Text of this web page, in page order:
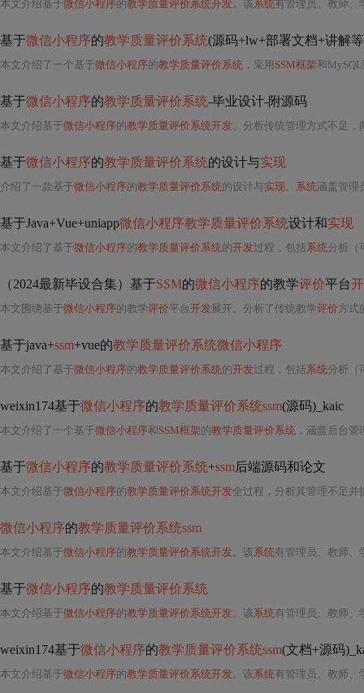
本文介绍基于微信小程序的教学质量评价系统开发。该系统有管理员、教师、
基于微信小程序的教学质量评价系统(源码+lw+部署文档+讲解
本文介绍了一个基于微信小程序的教学质量评价系统 ，采用 SSM框架和
基于微信小程序的教学质量评价系统-毕业设计-附源码
本文介绍基于微信小程序的教学质量评价系统开发。分析传统管理方式不足，
基于微信小程序的教学质量评价系统的设计与实现
介绍了一款基于微信小程序的教学质量评价系统的设计与实现。 系统涵盖管理员、
基于Java+Vue+uniapp微信小程序教学质量评价系统设计和实现
本文介绍了基于微信小程序的教学质量评价系统的开发过程，包括系统分析（可行性）、
（2024最新毕设合集）基于SSM的微信小程序的教学评价平台
本文围绕基于微信小程序的教学评价平台开发 展开。分析了传统教学评价方式
基于java+ssm+vue的教学质量评价系统微信小程序
本文介绍了基于微信小程序的教学质量评价系统的开发过程，包括系统分析（可行性、
weixin174基于微信小程序的教学质量评价系统ssm(源码)_kaic
本文介绍了一个基于微信小程序和SSM框架的教学质量评价系统 ，涵盖后台管
基于微信小程序的教学质量评价系统+ssm后端源码和论文
本文介绍基于微信小程序的教学质量评价系统开发全过程，分析其管理不足
微信小程序的教学质量评价系统ssm
本文介绍基于微信小程序的教学质量评价系统开发。该系统有管理员、教师、
基于微信小程序的教学质量评价系统
本文介绍基于微信小程序的教学质量评价系统开发。该系统有管理员、教师、
weixin174基于微信小程序的教学质量评价系统ssm(文档+源码
本文介绍基于微信小程序的教学质量评价系统开发。该系统有管理员、教师、学生